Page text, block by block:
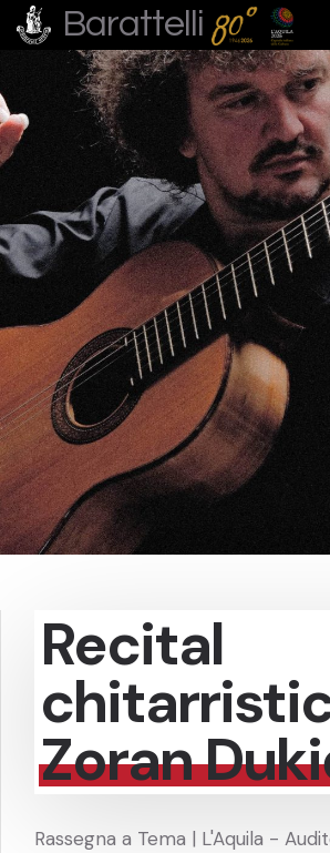
Barattelli
Recital
Zoran
Rassegna a Tema | L'Aquila -